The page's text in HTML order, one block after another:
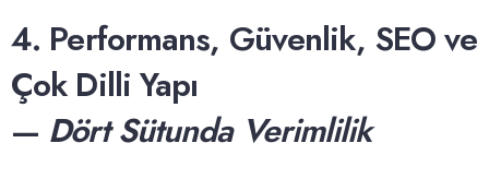
4. Performans, Güvenlik, SEO ve
Çok Dilli Yapı
— Dört Sütunda Verimlilik